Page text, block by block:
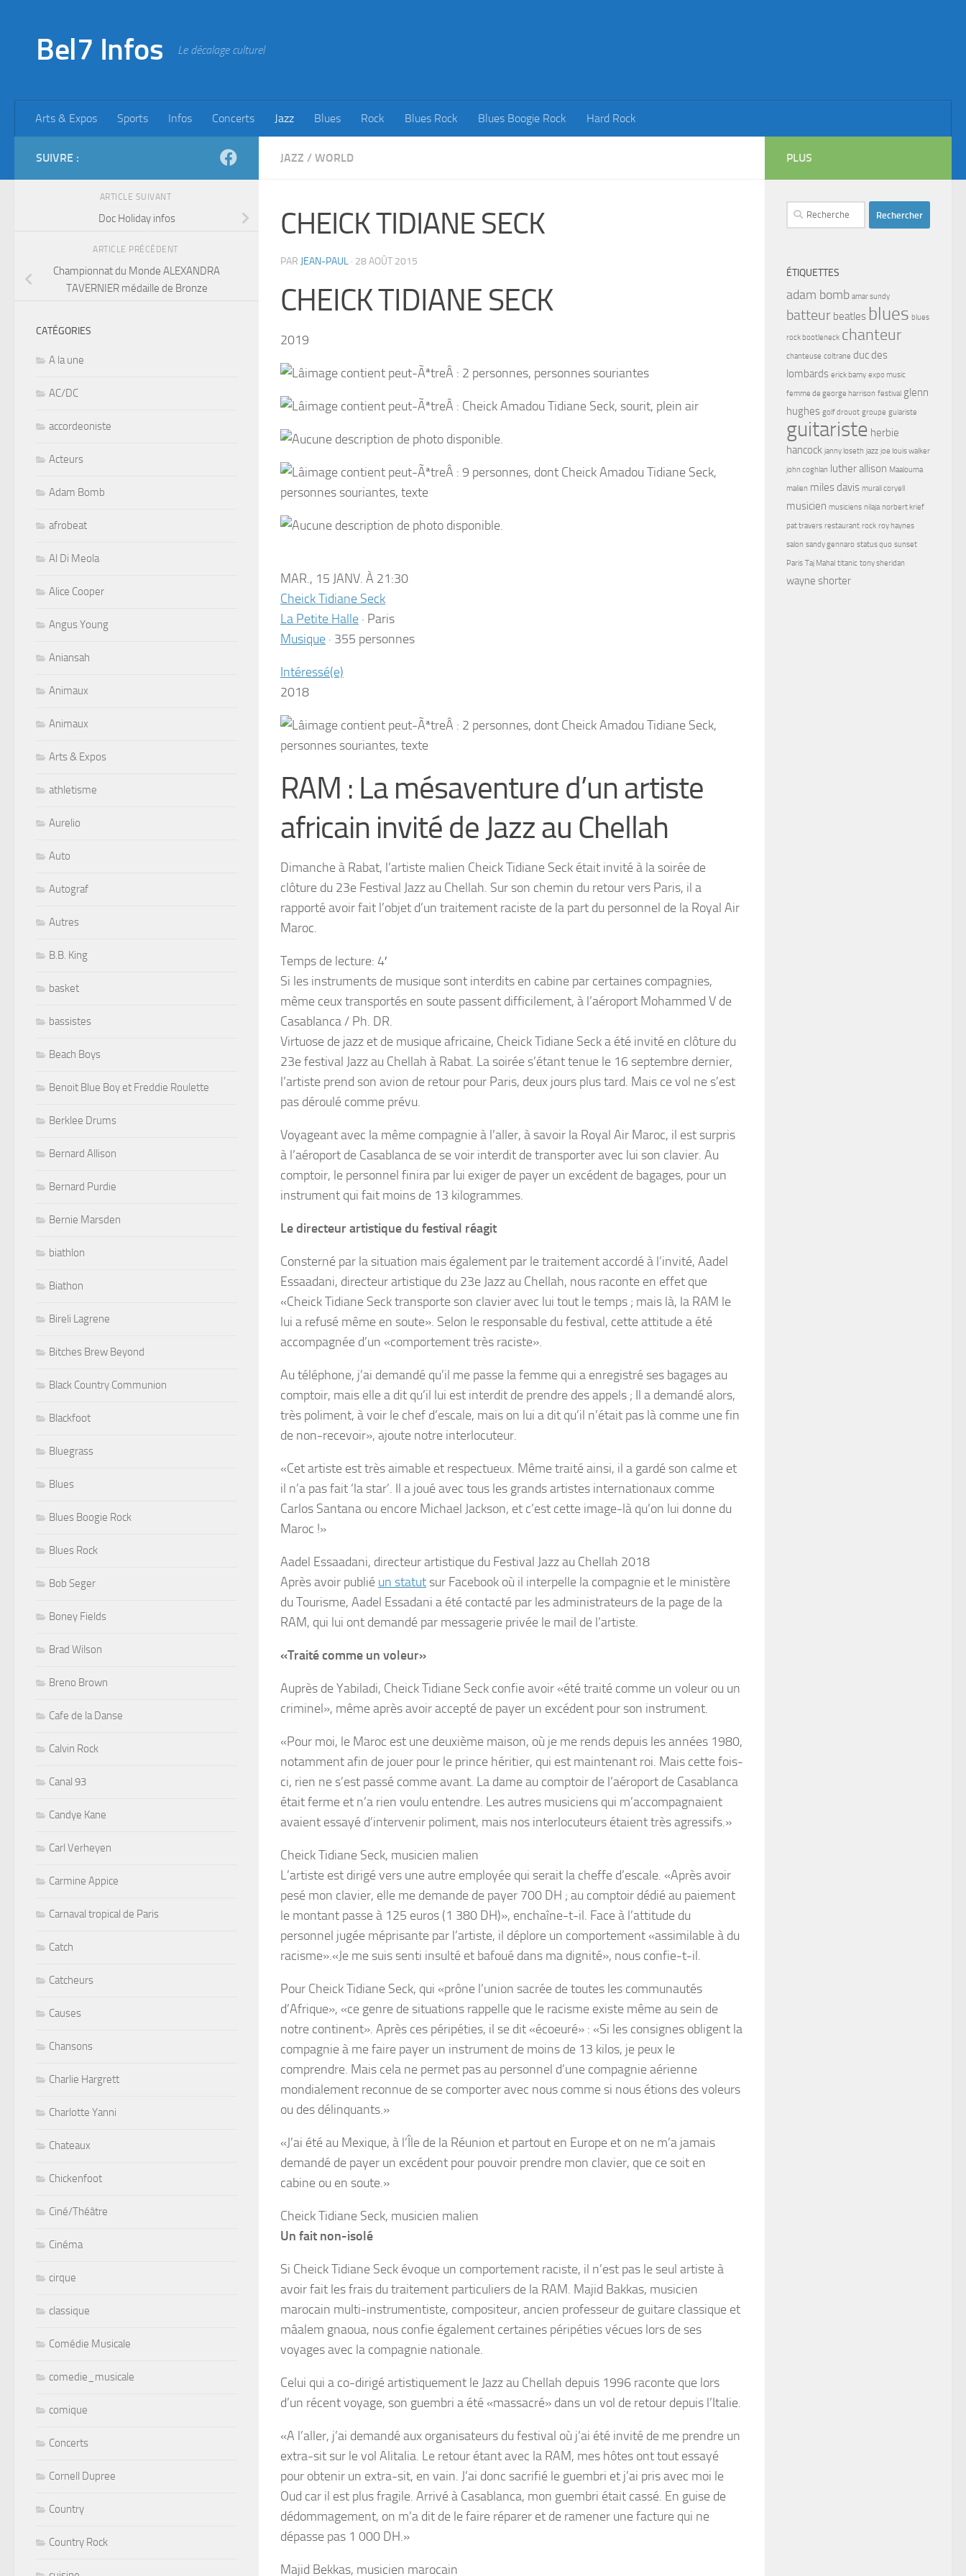
Bel7 Infos Le décalage culturel
Arts & Expos Sports Infos Concerts Jazz Blues Rock Blues Rock Blues Boogie Rock Hard Rock
JAZZ / WORLD
CHEICK TIDIANE SECK
PAR JEAN-PAUL · 28 AOÛT 2015
CHEICK TIDIANE SECK
2019
MAR., 15 JANV. À 21:30
Cheick Tidiane Seck
La Petite Halle · Paris
Musique · 355 personnes
Intéressé(e)
2018
RAM : La mésaventure d’un artiste
africain invité de Jazz au Chellah
Dimanche à Rabat, l’artiste malien Cheick Tidiane Seck était invité à la soirée de
clôture du 23e Festival Jazz au Chellah. Sur son chemin du retour vers Paris, il a
rapporté avoir fait l’objet d’un traitement raciste de la part du personnel de la Royal Air
Maroc.
Temps de lecture: 4′
Si les instruments de musique sont interdits en cabine par certaines compagnies,
même ceux transportés en soute passent difficilement, à l’aéroport Mohammed V de
Casablanca / Ph. DR.
Virtuose de jazz et de musique africaine, Cheick Tidiane Seck a été invité en clôture du
23e festival Jazz au Chellah à Rabat. La soirée s’étant tenue le 16 septembre dernier,
l’artiste prend son avion de retour pour Paris, deux jours plus tard. Mais ce vol ne s’est
pas déroulé comme prévu.
Voyageant avec la même compagnie à l’aller, à savoir la Royal Air Maroc, il est surpris
à l’aéroport de Casablanca de se voir interdit de transporter avec lui son clavier. Au
comptoir, le personnel finira par lui exiger de payer un excédent de bagages, pour un
instrument qui fait moins de 13 kilogrammes.
Le directeur artistique du festival réagit
Consterné par la situation mais également par le traitement accordé à l’invité, Aadel
Essaadani, directeur artistique du 23e Jazz au Chellah, nous raconte en effet que
«Cheick Tidiane Seck transporte son clavier avec lui tout le temps ; mais là, la RAM le
lui a refusé même en soute». Selon le responsable du festival, cette attitude a été
accompagnée d’un «comportement très raciste».
Au téléphone, j’ai demandé qu’il me passe la femme qui a enregistré ses bagages au
comptoir, mais elle a dit qu’il lui est interdit de prendre des appels ; Il a demandé alors,
très poliment, à voir le chef d’escale, mais on lui a dit qu’il n’était pas là comme une fin
de non-recevoir», ajoute notre interlocuteur.
«Cet artiste est très aimable et respectueux. Même traité ainsi, il a gardé son calme et
il n’a pas fait ‘la star’. Il a joué avec tous les grands artistes internationaux comme
Carlos Santana ou encore Michael Jackson, et c’est cette image-là qu’on lui donne du
Maroc !»
Aadel Essaadani, directeur artistique du Festival Jazz au Chellah 2018
Après avoir publié un statut sur Facebook où il interpelle la compagnie et le ministère
du Tourisme, Aadel Essadani a été contacté par les administrateurs de la page de la
RAM, qui lui ont demandé par messagerie privée le mail de l’artiste.
«Traité comme un voleur»
Auprès de Yabiladi, Cheick Tidiane Seck confie avoir «été traité comme un voleur ou un
criminel», même après avoir accepté de payer un excédent pour son instrument.
«Pour moi, le Maroc est une deuxième maison, où je me rends depuis les années 1980,
notamment afin de jouer pour le prince héritier, qui est maintenant roi. Mais cette fois-
ci, rien ne s’est passé comme avant. La dame au comptoir de l’aéroport de Casablanca
était ferme et n’a rien voulu entendre. Les autres musiciens qui m’accompagnaient
avaient essayé d’intervenir poliment, mais nos interlocuteurs étaient très agressifs.»
Cheick Tidiane Seck, musicien malien
L’artiste est dirigé vers une autre employée qui serait la cheffe d’escale. «Après avoir
pesé mon clavier, elle me demande de payer 700 DH ; au comptoir dédié au paiement
le montant passe à 125 euros (1 380 DH)», enchaîne-t-il. Face à l’attitude du
personnel jugée méprisante par l’artiste, il déplore un comportement «assimilable à du
racisme».«Je me suis senti insulté et bafoué dans ma dignité», nous confie-t-il.
Pour Cheick Tidiane Seck, qui «prône l’union sacrée de toutes les communautés
d’Afrique», «ce genre de situations rappelle que le racisme existe même au sein de
notre continent». Après ces péripéties, il se dit «écoeuré» : «Si les consignes obligent la
compagnie à me faire payer un instrument de moins de 13 kilos, je peux le
comprendre. Mais cela ne permet pas au personnel d’une compagnie aérienne
mondialement reconnue de se comporter avec nous comme si nous étions des voleurs
ou des délinquants.»
«J’ai été au Mexique, à l’Île de la Réunion et partout en Europe et on ne m’a jamais
demandé de payer un excédent pour pouvoir prendre mon clavier, que ce soit en
cabine ou en soute.»
Cheick Tidiane Seck, musicien malien
Un fait non-isolé
Si Cheick Tidiane Seck évoque un comportement raciste, il n’est pas le seul artiste à
avoir fait les frais du traitement particuliers de la RAM. Majid Bakkas, musicien
marocain multi-instrumentiste, compositeur, ancien professeur de guitare classique et
mâalem gnaoua, nous confie également certaines péripéties vécues lors de ses
voyages avec la compagnie nationale.
Celui qui a co-dirigé artistiquement le Jazz au Chellah depuis 1996 raconte que lors
d’un récent voyage, son guembri a été «massacré» dans un vol de retour depuis l’Italie.
«A l’aller, j’ai demandé aux organisateurs du festival où j’ai été invité de me prendre un
extra-sit sur le vol Alitalia. Le retour étant avec la RAM, mes hôtes ont tout essayé
pour obtenir un extra-sit, en vain. J’ai donc sacrifié le guembri et j’ai pris avec moi le
Oud car il est plus fragile. Arrivé à Casablanca, mon guembri était cassé. En guise de
dédommagement, on m’a dit de le faire réparer et de ramener une facture qui ne
dépasse pas 1 000 DH.»
Majid Bekkas, musicien marocain
SUIVRE :
ARTICLE SUIVANT
Doc Holiday infos
ARTICLE PRÉCÉDENT
Championnat du Monde ALEXANDRA
TAVERNIER médaille de Bronze
CATÉGORIES
A la une
AC/DC
accordeoniste
Acteurs
Adam Bomb
afrobeat
Al Di Meola
Alice Cooper
Angus Young
Aniansah
Animaux
Animaux
Arts & Expos
athletisme
Aurelio
Auto
Autograf
Autres
B.B. King
basket
bassistes
Beach Boys
Benoit Blue Boy et Freddie Roulette
Berklee Drums
Bernard Allison
Bernard Purdie
Bernie Marsden
biathlon
Biathon
Bireli Lagrene
Bitches Brew Beyond
Black Country Communion
Blackfoot
Bluegrass
Blues
Blues Boogie Rock
Blues Rock
Bob Seger
Boney Fields
Brad Wilson
Breno Brown
Cafe de la Danse
Calvin Rock
Canal 93
Candye Kane
Carl Verheyen
Carmine Appice
Carnaval tropical de Paris
Catch
Catcheurs
Causes
Chansons
Charlie Hargrett
Charlotte Yanni
Chateaux
Chickenfoot
Ciné/Théâtre
Cinéma
cirque
classique
Comédie Musicale
comedie_musicale
comique
Concerts
Cornell Dupree
Country
Country Rock
PLUS
Rechercher :
ÉTIQUETTES
adam bomb amar sundy
batteur beatles blues blues
rock bootleneck chanteur
chanteuse coltrane duc des
lombards erick bamy expo music
femme de george harrison festival glenn
hughes golf drouot groupe guiariste
guitariste herbie
hancock janny loseth jazz joe louis walker
john coghlan luther allison Maalouma
malien miles davis murali coryell
musicien musiciens nilaja norbert krief
pat travers restaurant rock roy haynes
salon sandy gennaro status quo sunset
Paris Taj Mahal titanic tony sheridan
wayne shorter